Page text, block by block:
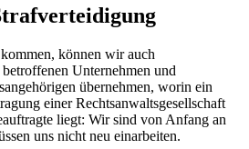
können wir auch
betroffenen Unternehmen und
übernehmen, worin ein
einer Rechtsanwaltsgesellschaft
liegt: Wir sind von Anfang an
uns nicht neu einarbeiten.